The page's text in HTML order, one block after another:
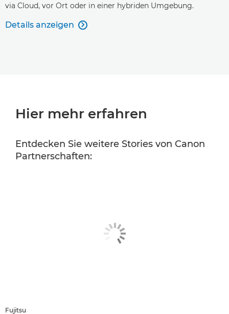
via Cloud, vor Ort oder in einer hybriden Umgebung.
Details anzeigen 
Hier mehr erfahren
Entdecken Sie weitere Stories von Canon
Partnerschaften:
Fujitsu